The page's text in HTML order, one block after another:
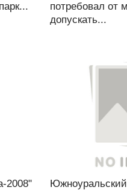
потребовал от
допускать...
2008"
Южноуральский